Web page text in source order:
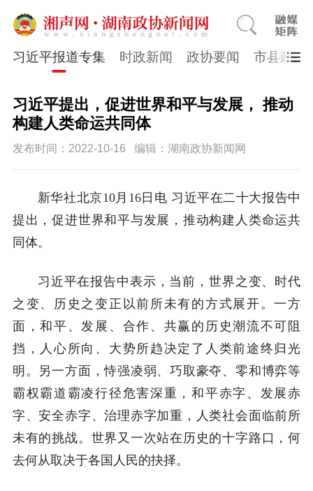
习近平报道专集 时政新闻 政协要闻 市县政协
习近平提出，促进世界和平与发展， 推动
构建人类命运共同体
发布时间：2022-10-16 编辑：湖南政协新闻网
新华社北京10月16日电 习近平在二十大报告中
提出，促进世界和平与发展，推动构建人类命运共
同体。
习近平在报告中表示，当前，世界之变、时代
之变、历史之变正以前所未有的方式展开。一方
面，和平、发展、合作、共赢的历史潮流不可阻
挡，人心所向、大势所趋决定了人类前途终归光
明。另一方面，恃强凌弱、巧取豪夺、零和博弈等
霸权霸道霸凌行径危害深重，和平赤字、发展赤
字、安全赤字、治理赤字加重，人类社会面临前所
未有的挑战。世界又一次站在历史的十字路口，何
去何从取决于各国人民的抉择。